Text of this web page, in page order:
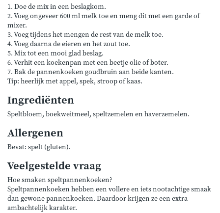
1. Doe de mix in een beslagkom.
2. Voeg ongeveer 600 ml melk toe en meng dit met een garde of
mixer.
3. Voeg tijdens het mengen de rest van de melk toe.
4. Voeg daarna de eieren en het zout toe.
5. Mix tot een mooi glad beslag.
6. Verhit een koekenpan met een beetje olie of boter.
7. Bak de pannenkoeken goudbruin aan beide kanten.
Tip: heerlijk met appel, spek, stroop of kaas.
Ingrediënten
Speltbloem, boekweitmeel, speltzemelen en haverzemelen.
Allergenen
Bevat: spelt (gluten).
Veelgestelde vraag
Hoe smaken speltpannenkoeken?
Speltpannenkoeken hebben een vollere en iets nootachtige smaak
dan gewone pannenkoeken. Daardoor krijgen ze een extra
ambachtelijk karakter.